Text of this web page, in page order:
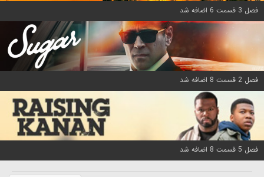
فصل 3 قسمت 6 اضافه شد
فصل 2 قسمت 8 اضافه شد
فصل 5 قسمت 8 اضافه شد